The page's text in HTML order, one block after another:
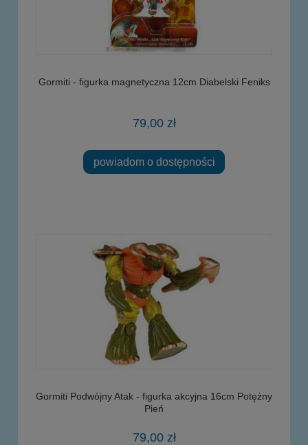
Gormiti - figurka magnetyczna 12cm Diabelski Feniks
79,00 zł
powiadom o dostępności
Gormiti Podwójny Atak - figurka akcyjna 16cm Potężny
Pień
79,00 zł